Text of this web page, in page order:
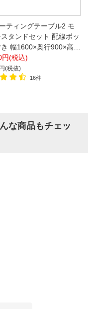
ティングテーブル2 モ
タンドセット 配線ボッ
幅1600×奥行900×高さ
会議用テーブル【ホワ
ャコールグレー:販売終
(税込)
(税抜)
16件
な商品もチェッ